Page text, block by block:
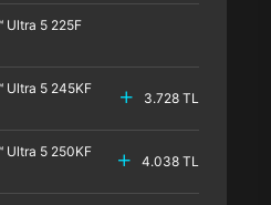
Ultra 5 225F
Ultra 5 245KF
3.728 TL
Ultra 5 250KF
4.038 TL